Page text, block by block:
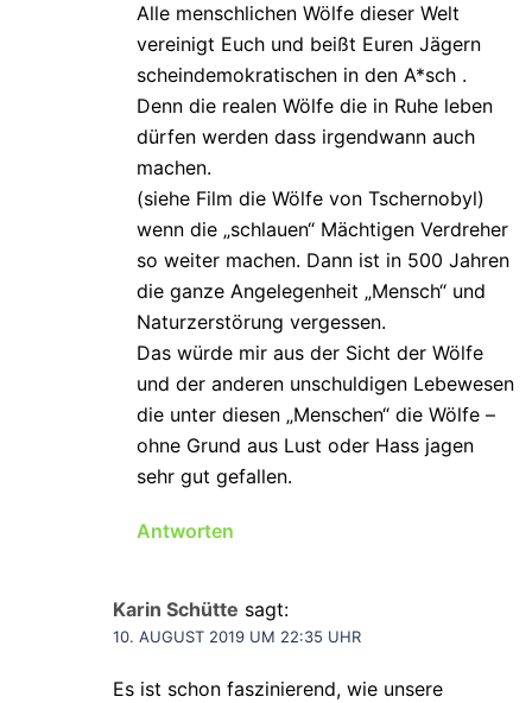
Alle menschlichen Wölfe dieser Welt
vereinigt Euch und beißt Euren Jägern
scheindemokratischen in den A*sch .
Denn die realen Wölfe die in Ruhe leben
dürfen werden dass irgendwann auch
machen.
(siehe Film die Wölfe von Tschernobyl)
wenn die „schlauen“ Mächtigen Verdreher
so weiter machen. Dann ist in 500 Jahren
die ganze Angelegenheit „Mensch“ und
Naturzerstörung vergessen.
Das würde mir aus der Sicht der Wölfe
und der anderen unschuldigen Lebewesen
die unter diesen „Menschen“ die Wölfe –
ohne Grund aus Lust oder Hass jagen
sehr gut gefallen.
Antworten
Karin Schütte sagt:
10. AUGUST 2019 UM 22:35 UHR
Es ist schon faszinierend, wie unsere